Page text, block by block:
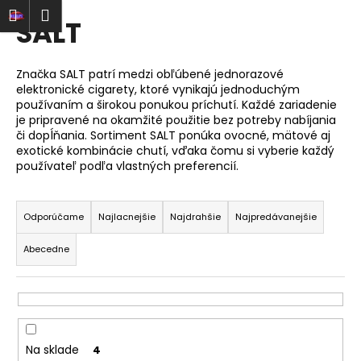
Prejsť
na
obsah
Nákupný
košík
SALT
Značka SALT patrí medzi obľúbené jednorazové
elektronické cigarety, ktoré vynikajú jednoduchým
používaním a širokou ponukou príchutí. Každé zariadenie
je pripravené na okamžité použitie bez potreby nabíjania
či dopĺňania. Sortiment SALT ponúka ovocné, mätové aj
exotické kombinácie chutí, vďaka čomu si vyberie každý
používateľ podľa vlastných preferencií.
R
a
d
e
n
i
e
p
Odporúčame Najlacnejšie Najdrahšie Najpredávanejšie
Abecedne
Na sklade 4
K
o Späť
Späť
Č
o
p
o
t
e
b
u
j
e
t
e